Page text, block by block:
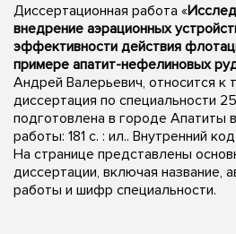
Диссертационная работа «
внедрение аэрационных
эффективности действия
примере апатит-нефелиновых
Андрей Валерьевич, относится к
диссертация по специальности
подготовлена в городе Апатиты
работы: 181 с. : ил.. Внутренний
На странице представлены
диссертации, включая название,
работы и шифр специальности.